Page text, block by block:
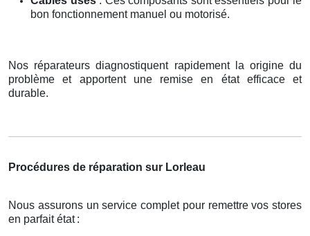
bon fonctionnement manuel ou motorisé.
Nos réparateurs diagnostiquent rapidement la origine du
problème et apportent une remise en état efficace et
durable.
Procédures de réparation sur Lorleau
Nous assurons un service complet pour remettre vos stores
en parfait état :